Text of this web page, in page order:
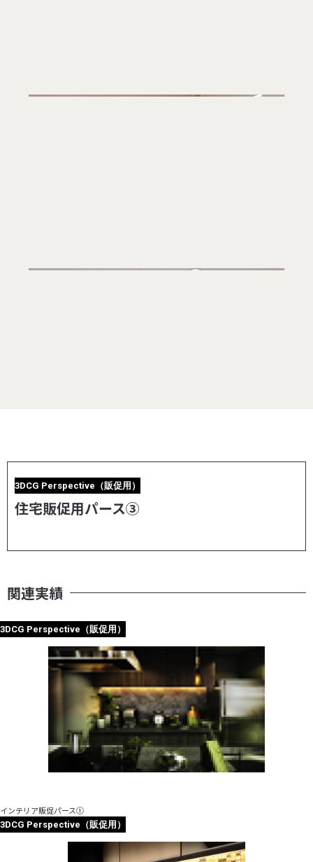
3DCG Perspective（販促用）
住宅販促用パース③
関連実績
3DCG Perspective（販促用）
インテリア販促パース①
3DCG Perspective（販促用）